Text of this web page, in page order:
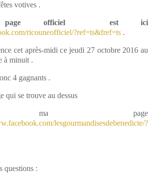
votives .
page officiel est ici
ricouneofficiel/?ref=ts&fref=ts .
cet après-midi ce jeudi 27 octobre 2016 au
à minuit .
4 gagnants .
qui se trouve au dessus
ma page
lesgourmandisesdebenedicte/?
questions :